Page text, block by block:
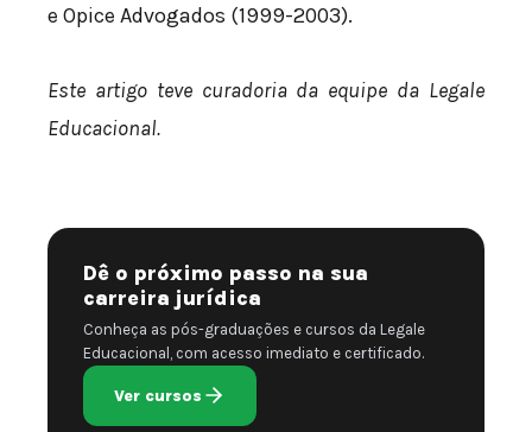
e Opice Advogados (1999-2003).
Este artigo teve curadoria da equipe da Legale
Educacional.
Dê o próximo passo na sua
carreira jurídica
Conheça as pós-graduações e cursos da Legale
Educacional, com acesso imediato e certificado.
Ver cursos